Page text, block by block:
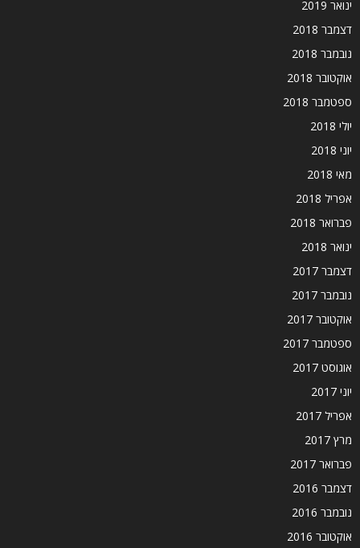
ינואר 2019
דצמבר 2018
נובמבר 2018
אוקטובר 2018
ספטמבר 2018
יולי 2018
יוני 2018
מאי 2018
אפריל 2018
פברואר 2018
ינואר 2018
דצמבר 2017
נובמבר 2017
אוקטובר 2017
ספטמבר 2017
אוגוסט 2017
יוני 2017
אפריל 2017
מרץ 2017
פברואר 2017
דצמבר 2016
נובמבר 2016
אוקטובר 2016